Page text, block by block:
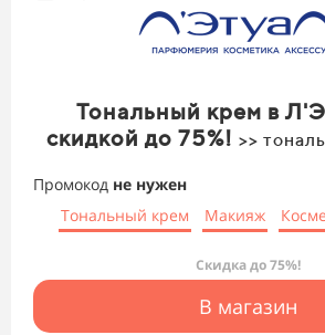
Тональный крем в
скидкой до 75%! >>
Промокод не нужен
Тональный крем
Макияж
Скидка до 75%!
В магазин